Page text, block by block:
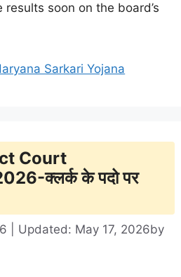
soon on the board’s
Sarkari Yojana
Court
क्लर्क के पदो पर
| Updated: May 17, 2026by